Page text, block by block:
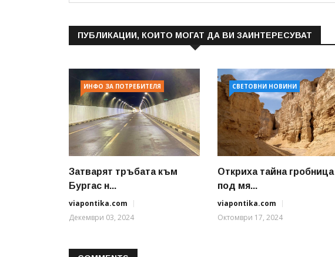
ПУБЛИКАЦИИ, КОИТО МОГАТ ДА ВИ ЗАИНТЕРЕСУВАТ
ИНФО ЗА ПОТРЕБИТЕЛЯ
Затварят тръбата към
Бургас н...
viapontika.com
Декември 03, 2024
СВЕТОВНИ НОВИНИ
Откриха тайна гробница
под мя...
viapontika.com
Октомври 17, 2024